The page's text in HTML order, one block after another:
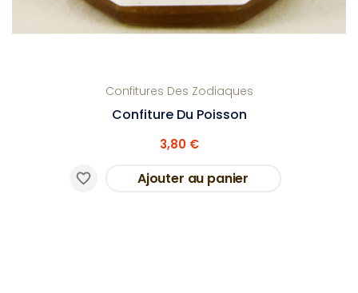
Confitures Des Zodiaques
Confiture Du Poisson
3,80 €
Ajouter au panier